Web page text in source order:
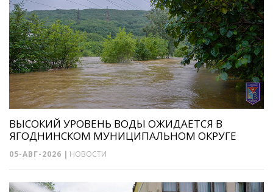
ВЫСОКИЙ УРОВЕНЬ ВОДЫ ОЖИДАЕТСЯ В
ЯГОДНИНСКОМ МУНИЦИПАЛЬНОМ ОКРУГЕ
05-АВГ-2026 | НОВОСТИ